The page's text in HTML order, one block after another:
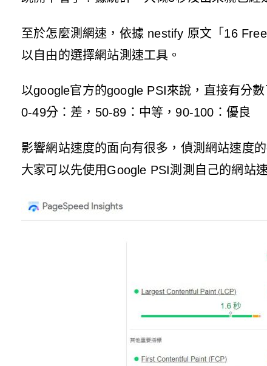
至於怎麼測網速，依據 nestify 原文「 16
以自由的選擇網站測速工具。
以google官方的google PSI來說，直接有分
0-49分：差，50-89：中等，90-100：優良
影響網站速度的面向有很多，偵測網站速度
大家可以先使用Google PSI測測自己的網站